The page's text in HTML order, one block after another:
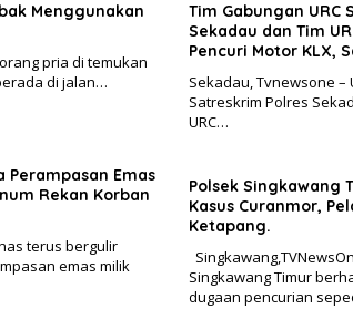
Menggunakan
pria di temukan
di jalan…
Tim Gabungan URC
Sekadau dan Tim
Pencuri Motor KLX,
Sekadau, Tvnewsone –
Satreskrim Polres
URC…
Perampasan Emas
Rekan Korban
terus bergulir
emas milik
Polsek Singkawang
Kasus Curanmor,
Ketapang.
Singkawang Timur
dugaan pencurian